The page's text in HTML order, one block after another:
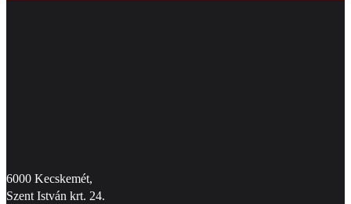
6000 Kecskemét,
Szent István krt. 24.